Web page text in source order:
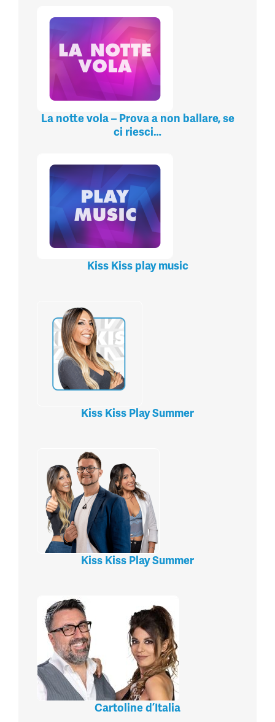
La notte vola – Prova a non ballare, se
ci riesci…
Kiss Kiss play music
Kiss Kiss Play Summer
Kiss Kiss Play Summer
Cartoline d’Italia